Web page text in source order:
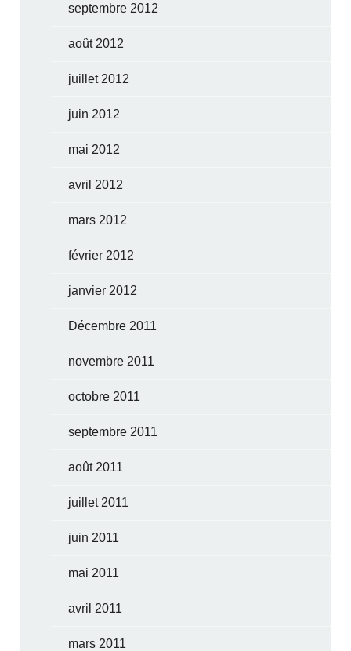
septembre 2012
août 2012
juillet 2012
juin 2012
mai 2012
avril 2012
mars 2012
février 2012
janvier 2012
Décembre 2011
novembre 2011
octobre 2011
septembre 2011
août 2011
juillet 2011
juin 2011
mai 2011
avril 2011
mars 2011